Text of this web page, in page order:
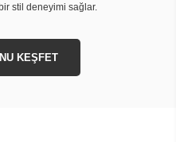
stil deneyimi sağlar.
KEŞFET